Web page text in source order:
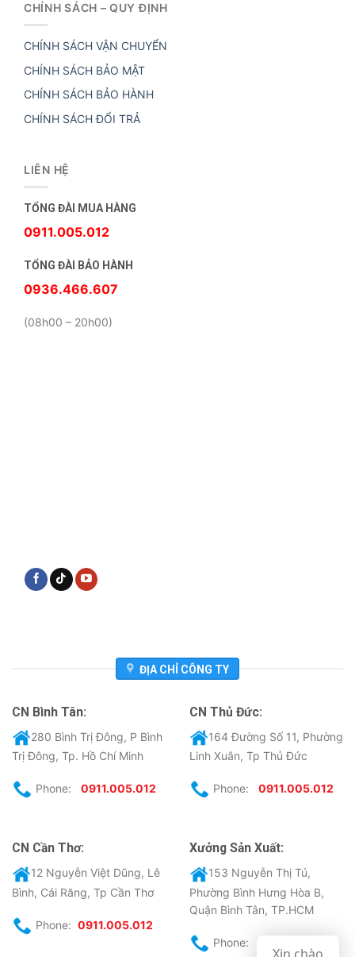
CHÍNH SÁCH – QUY ĐỊNH
CHÍNH SÁCH VẬN CHUYỂN
CHÍNH SÁCH BẢO MẬT
CHÍNH SÁCH BẢO HÀNH
CHÍNH SÁCH ĐỔI TRẢ
LIÊN HỆ
TỔNG ĐÀI MUA HÀNG
0911.005.012
TỔNG ĐÀI BẢO HÀNH
0936.466.607
(08h00 – 20h00)
ĐỊA CHỈ CÔNG TY
CN Bình Tân:
280 Bình Trị Đông, P Bình
Trị Đông, Tp. Hồ Chí Minh
Phone: 0911.005.012
CN Thủ Đức:
164 Đường Số 11, Phường
Linh Xuân, Tp Thủ Đức
Phone: 0911.005.012
CN Cần Thơ:
12 Nguyễn Việt Dũng, Lê
Bình, Cái Răng, Tp Cần Thơ
Phone: 0911.005.012
Xưởng Sản Xuất:
153 Nguyễn Thị Tú,
Phường Bình Hưng Hòa B,
Quận Bình Tân, TP.HCM
Phone: